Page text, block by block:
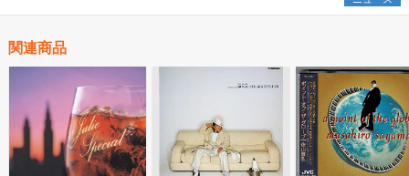
関連商品